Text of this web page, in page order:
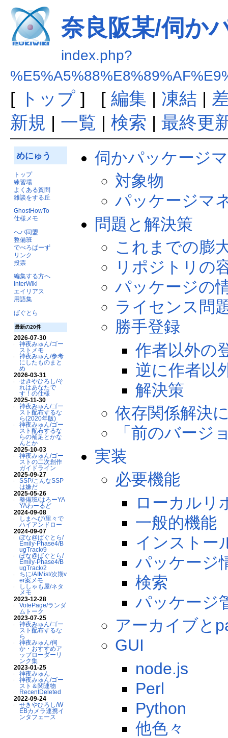
奈良阪某/伺か
index.php?
[ トップ] [ 編集 | 凍結 |
新規 | 一覧 | 検索 | 最終更
めにゅう
トップ
練習場
よくある質問
雑談をする丘
GhostHowTo
仕様メモ
へパ同盟
整備班
でべろぱーず
リンク
投票
編集する方へ
InterWiki
エイリアス
用語集
ばぐとら
最新の20件
2026-07-30
神夜みゅん/ゴー
ストメモ
神夜みゅん/参考
にしたものまと
め
2026-03-31
せきやひろし/そ
れはあなたで
す！の仕様
2025-11-30
神夜みゅん/ゴー
スト配布するな
ら(2020年版)
神夜みゅん/ゴー
スト配布するな
らの補足とかな
んとか
2025-10-03
神夜みゅん/ゴー
ストの二次創作
ガイドライン
2025-09-27
SSP/こんなSSP
は嫌だ
2025-05-26
整備班/はろーYA
YAわーるど
2024-09-08
しまへび/里々で
ハイアンドロー
2024-09-07
ぽな@ばぐとら/
Emily-Phase4/B
ugTrack/9
ぽな@ばぐとら/
Emily-Phase4/B
ugTrack/2
ちに/AIMist/次期v
er案メモ
ししゃも屋/ネタ
メモ
2023-12-28
VotePage/ランダ
ムトーク
2023-07-25
神夜みゅん/ゴー
スト配布するな
ら
神夜みゅん/伺
か・おすすめア
ップローダーリ
ンク集
2023-01-25
神夜みゅん
神夜みゅん/ゴー
スト＆関連物
RecentDeleted
2022-09-24
せきやひろし/W
EBカメラ連携イ
ンタフェース
伺かパッケージ
対象物
パッケージマ
問題と解決策
これまでの膨
リポジトリの
パッケージの
ライセンス問
勝手登録
作者以外の
逆に作者以
解決策
依存関係解決
「前のバージ
実装
必要機能
ローカルリ
一般的機能
インストー
パッケージ
検索
パッケージ
アーカイブと
GUI
node.js
Perl
Python
他色々